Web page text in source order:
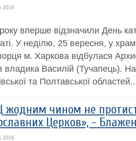
2016
вперше відзначили День
У неділю, 25 вересня, у
м. Харкова відбулася
владика Василій (Тучапець).
та Полтавської
жодним чином не
Церков», -
2016